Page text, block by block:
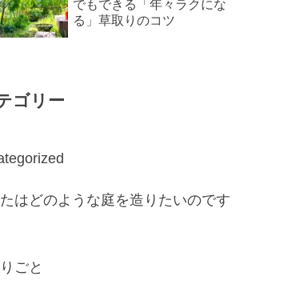
でもできる「年々ラクにな
る」草取りのコツ
ゴリー
はどのような庭を造りたいのです
ごと